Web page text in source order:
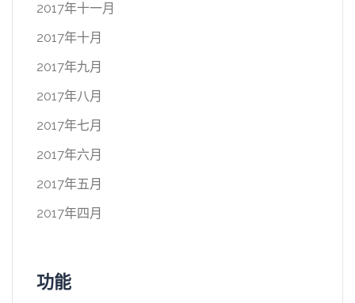
2017年十一月
2017年十月
2017年九月
2017年八月
2017年七月
2017年六月
2017年五月
2017年四月
功能